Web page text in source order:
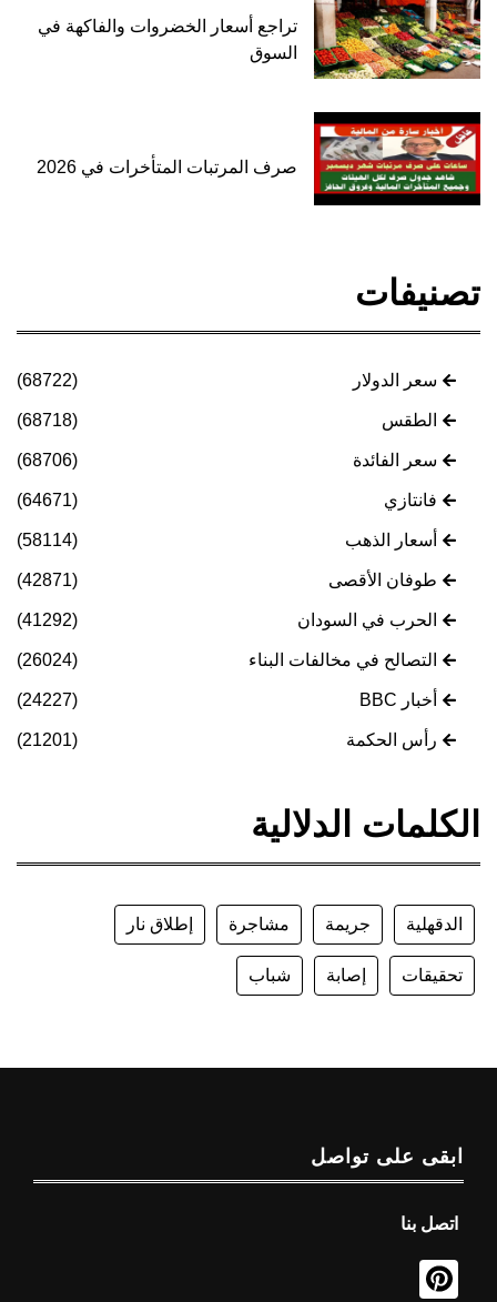
تراجع أسعار الخضروات والفاكهة في
السوق
صرف المرتبات المتأخرات في 2026
تصنيفات
سعر الدولار (68722)
الطقس (68718)
سعر الفائدة (68706)
فانتازي (64671)
أسعار الذهب (58114)
طوفان الأقصى (42871)
الحرب في السودان (41292)
التصالح في مخالفات البناء (26024)
أخبار BBC (24227)
رأس الحكمة (21201)
الكلمات الدلالية
الدقهلية جريمة مشاجرة إطلاق نار
تحقيقات إصابة شباب
ابقى على تواصل
اتصل بنا